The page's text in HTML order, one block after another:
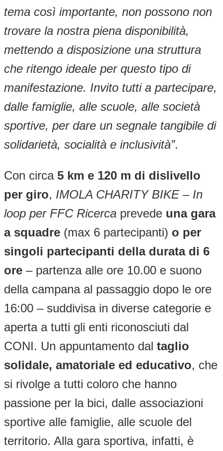
tema così importante, non possono non
trovare la nostra piena disponibilità,
mettendo a disposizione una struttura
che ritengo ideale per questo tipo di
manifestazione. Invito tutti a partecipare,
dalle famiglie, alle scuole, alle società
sportive, per dare un segnale tangibile di
solidarietà, socialità e inclusività”.
Con circa 5 km e 120 m di dislivello
per giro, IMOLA CHARITY BIKE – In
loop per FFC Ricerca prevede una gara
a squadre (max 6 partecipanti) o per
singoli partecipanti della durata di 6
ore – partenza alle ore 10.00 e suono
della campana al passaggio dopo le ore
16:00 – suddivisa in diverse categorie e
aperta a tutti gli enti riconosciuti dal
CONI. Un appuntamento dal taglio
solidale, amatoriale ed educativo, che
si rivolge a tutti coloro che hanno
passione per la bici, dalle associazioni
sportive alle famiglie, alle scuole del
territorio. Alla gara sportiva, infatti, è